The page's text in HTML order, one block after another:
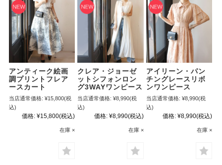
アンティーク絵画
調プリントフレア
ースカート
当店通常価格: ¥15,800(税
込)
価格: ¥15,800(税込)
在庫 ×
クレア・ジョーゼ
ットシフォンロン
グ3WAYワンピース
当店通常価格: ¥8,990(税
込)
価格: ¥8,990(税込)
在庫 ×
アイリーン・パン
チングレースリボ
ンワンピース
当店通常価格: ¥8,990(税
込)
価格: ¥8,990(税込)
在庫 ×